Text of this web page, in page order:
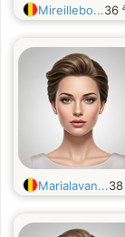
Mireillebo...36
Marialavan...38